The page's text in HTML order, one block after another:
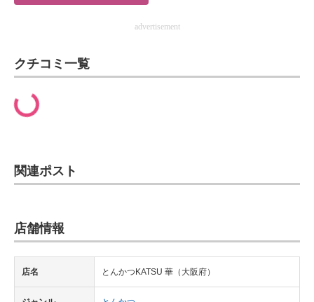
エレクトロニクス専門サイト
エネルギーの専門メディア
建設×テクノロジーの最前線
advertisement
クチコミ一覧
関連ポスト
店舗情報
店名 とんかつKATSU 華（大阪府）